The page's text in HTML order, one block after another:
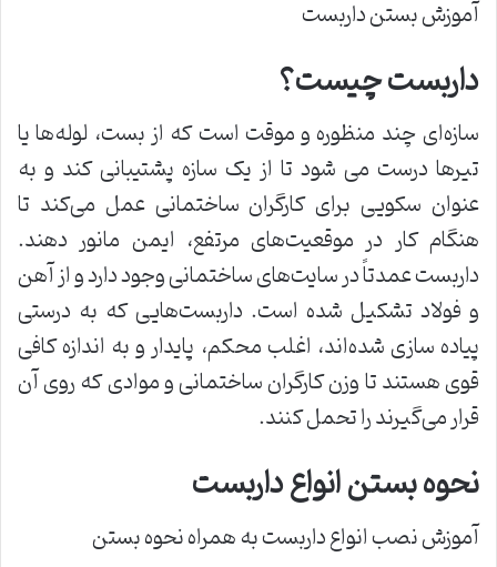
آموزش بستن داربست
داربست چیست؟
سازه‌ای چند منظوره و موقت است که از بست، لوله‌ها یا
تیرها درست می شود تا از یک سازه پشتیبانی کند و به
عنوان سکویی برای کارگران ساختمانی عمل می‌کند تا
هنگام کار در موقعیت‌های مرتفع، ایمن مانور دهند.
داربست عمدتاً در سایت‌های ساختمانی وجود دارد و از آهن
و فولاد تشکیل شده است. داربست‌هایی که به درستی
پیاده سازی شده‌اند، اغلب محکم، پایدار و به اندازه کافی
قوی هستند تا وزن کارگران ساختمانی و موادی که روی آن
قرار می‌گیرند را تحمل کنند.
نحوه بستن انواع داربست
آموزش نصب انواع داربست به همراه نحوه بستن